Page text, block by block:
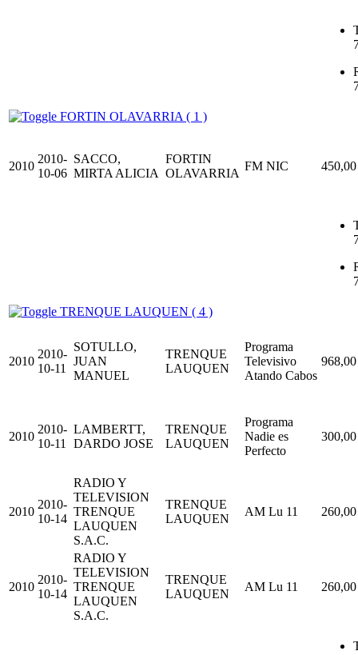
FORTIN OLAVARRIA ( 1 )
2010
2010-
10-06
SACCO,
MIRTA ALICIA
FORTIN
OLAVARRIA
FM NIC 450,00
TRENQUE LAUQUEN ( 4 )
2010
2010-
10-11
SOTULLO,
JUAN
MANUEL
TRENQUE
LAUQUEN
Programa
Televisivo
Atando Cabos
968,00
2010
2010-
10-11
LAMBERTT,
DARDO JOSE
TRENQUE
LAUQUEN
Programa
Nadie es
Perfecto
300,00
2010
2010-
10-14
RADIO Y
TELEVISION
TRENQUE
LAUQUEN
S.A.C.
TRENQUE
LAUQUEN
AM Lu 11 260,00
2010
2010-
10-14
RADIO Y
TELEVISION
TRENQUE
LAUQUEN
S.A.C.
TRENQUE
LAUQUEN
AM Lu 11 260,00